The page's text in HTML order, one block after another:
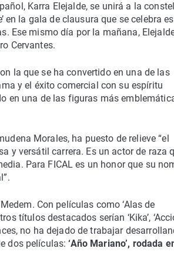
Karra Elejalde, se unirá a la
en la gala de clausura que se celebra
Ese mismo día por la mañana,
Cervantes.
la que se ha convertido en una de las
y el éxito comercial con su espíritu
en una de las figuras más
Morales, ha puesto de relieve “el
y versátil carrera. Es un actor de raza
Para FICAL es un honor que su
Con películas como ‘Alas de
títulos destacados serían ‘Kika’,
no ha dejado de trabajar
dos películas:‘Año Mariano’, rodada